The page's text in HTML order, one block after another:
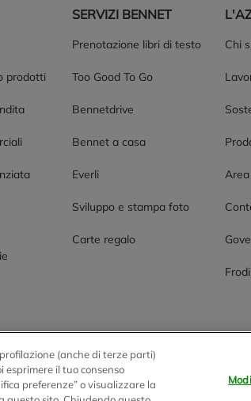
prodotti
SERVIZI BENNET
Prenotazione libri di testo
Too Good To Go
Bennetdrive
Bennet a casa
Everli
Sviluppo e stampa foto
Carte regalo
Chi
(CO)
(anche di terze parti)
il tuo consenso
preferenze” o visualizzare la